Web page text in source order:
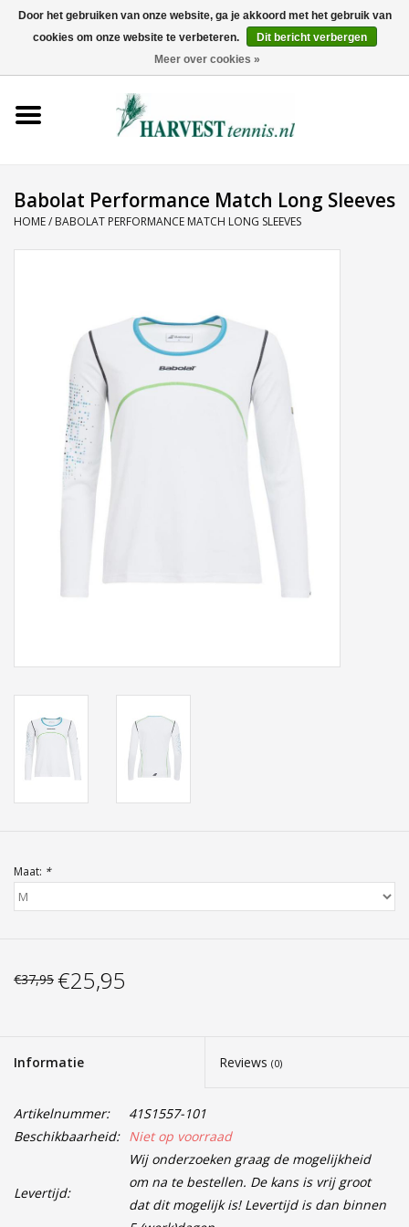
0 Artikelen - €0,00
Tenniskleding
Accessoires
Babolat Performance Match Long Sleeves
HOME/ BABOLAT PERFORMANCE MATCH LONG SLEEVES
Maat: *
€37,95 €25,95
Informatie Reviews (0)
Artikelnummer:
41S1557-101
Beschikbaarheid: Niet op voorraad
Levertijd:
Wij onderzoeken graag de mogelijkheid
om na te bestellen. De kans is vrij groot
dat dit mogelijk is! Levertijd is dan binnen
Door het gebruiken van onze website, ga je akkoord met het gebruik van
cookies om onze website te verbeteren.
Dit bericht verbergen
Meer over cookies »